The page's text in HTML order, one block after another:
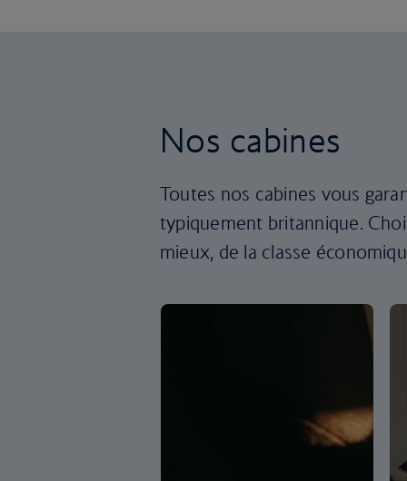
Nos cabines
Toutes nos cabines vous
typiquement britannique.
mieux, de la classe